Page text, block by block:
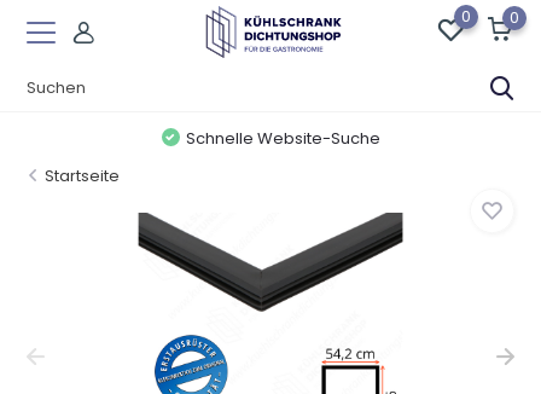
0 0
Schnelle Website-Suche
Startseite